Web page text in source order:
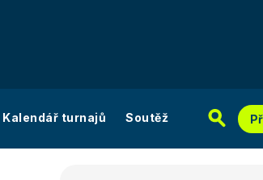
Kalendář turnajů Soutěž